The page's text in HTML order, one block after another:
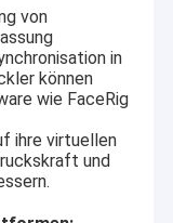
von
in
können
wie FaceRig
ihre virtuellen
und